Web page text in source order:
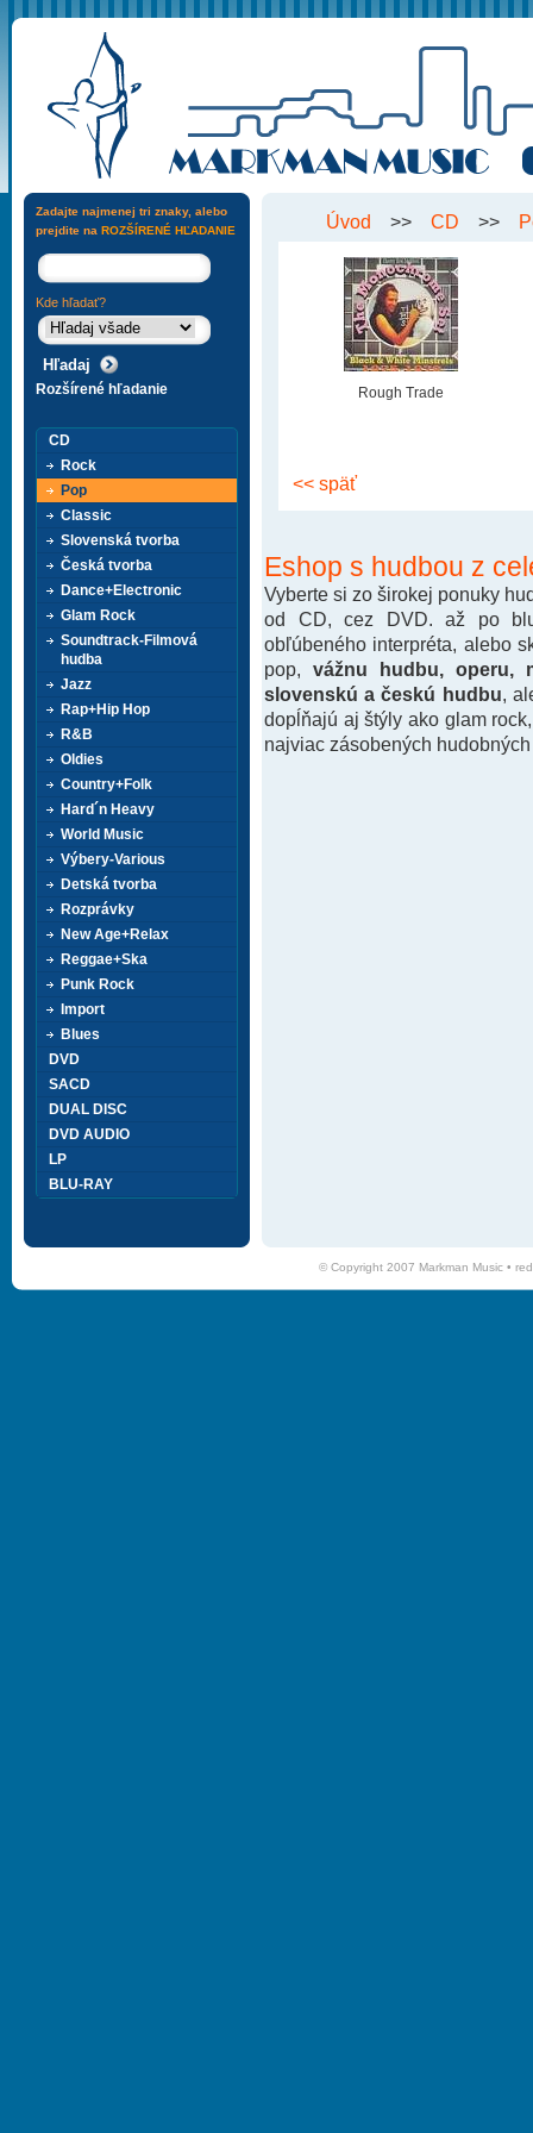
Úvod >> CD >>
Rough Trade
<< späť
Eshop s hudbou z
Vyberte si zo širokej ponuky
od CD, cez DVD. až po
obľúbeného interpréta, alebo
pop, vážnu hudbu, operu,
slovenskú a českú hudbu ,
dopĺňajú aj štýly ako glam
najviac zásobených
Zadajte najmenej tri znaky, alebo
prejdite na ROZŠÍRENÉ HĽADANIE
Kde hľadať?
Rozšírené hľadanie
CD
Rock
Pop
Classic
Slovenská tvorba
Česká tvorba
Dance+Electronic
Glam Rock
Soundtrack-Filmová
hudba
Jazz
Rap+Hip Hop
R&B
Oldies
Country+Folk
Hard´n Heavy
World Music
Výbery-Various
Detská tvorba
Rozprávky
New Age+Relax
Reggae+Ska
Punk Rock
Import
Blues
DVD
SACD
DUAL DISC
DVD AUDIO
LP
BLU-RAY
© Copyright 2007 Markman Music •